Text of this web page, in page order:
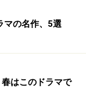
ー担当の四男・
坊と奇人ぞろ
ェア』の吉條英
マの名作、5選
はこのドラマで